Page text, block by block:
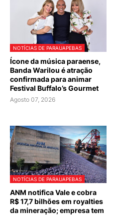
NOTÍCIAS DE PARAUAPEBAS
Ícone da música paraense,
Banda Warilou é atração
confirmada para animar
Festival Buffalo’s Gourmet
Agosto 07, 2026
NOTÍCIAS DE PARAUAPEBAS
ANM notifica Vale e cobra
R$ 17,7 bilhões em royalties
da mineração; empresa tem